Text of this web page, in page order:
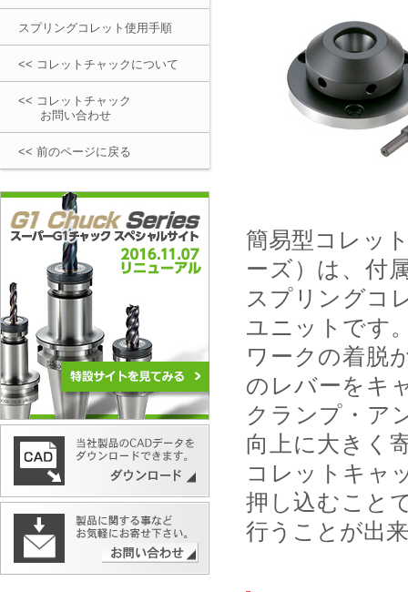
スプリングコレット使用手順
<< コレットチャックについて
<< コレットチャック
お問い合わせ
<< 前のページに戻る
簡易型コレッ
ーズ）は、付
スプリングコ
ユニットです
ワークの着脱
のレバーをキ
クランプ・ア
向上に大きく
コレットキャ
押し込むこと
行うことが出